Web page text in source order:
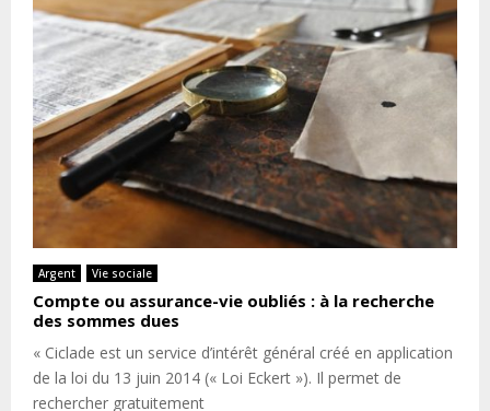
Argent Vie sociale
Compte ou assurance-vie oubliés : à la recherche
des sommes dues
« Ciclade est un service d’intérêt général créé en application
de la loi du 13 juin 2014 (« Loi Eckert »). Il permet de
rechercher gratuitement